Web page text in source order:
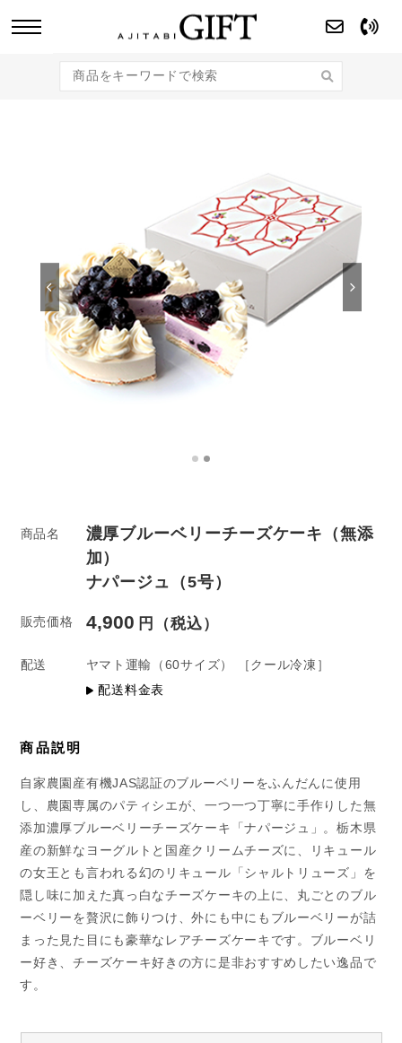
のギフト商品をご提案します。
商品名
濃厚ブルーベリーチーズケーキ（無添
加）
ナパージュ（5号）
販売価格 4,900
配送 ヤマト運輸 （60サイズ）
［クール冷凍］
配送料金表
商品説明
自家農園産有機JAS認証のブルーベリーをふんだんに使用
し、農園専属のパティシエが、一つ一つ丁寧に手作りした無
添加濃厚ブルーベリーチーズケーキ「ナパージュ」。栃木県
産の新鮮なヨーグルトと国産クリームチーズに、リキュール
の女王とも言われる幻のリキュール「シャルトリューズ」を
隠し味に加えた真っ白なチーズケーキの上に、丸ごとのブル
ーベリーを贅沢に飾りつけ、外にも中にもブルーベリーが詰
まった見た目にも豪華なレアチーズケーキです。ブルーベリ
ー好き、チーズケーキ好きの方に是非おすすめしたい逸品で
す。